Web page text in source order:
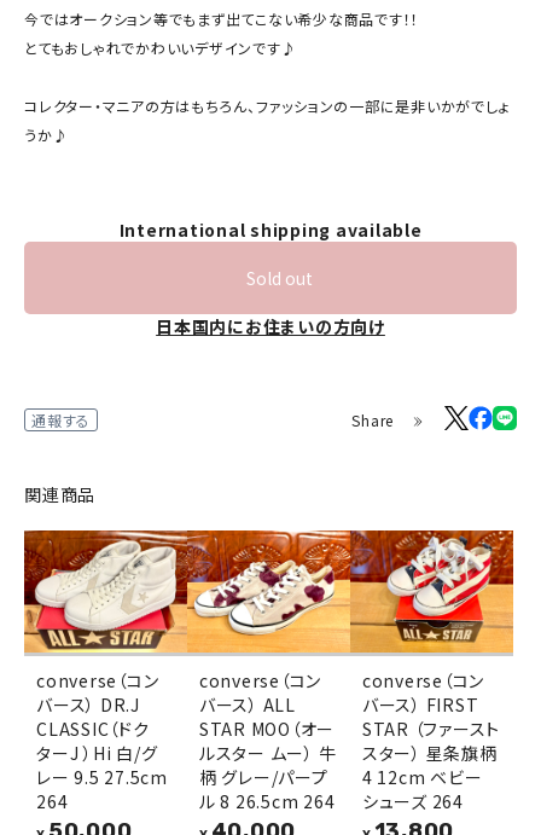
今ではオークション等でもまず出てこない希少な商品です！！
とてもおしゃれでかわいいデザインです♪
コレクター・マニアの方はもちろん、ファッションの一部に是非いかがでしょ
うか♪
International shipping available
Sold out
日本国内にお住まいの方向け
通報する Share
関連商品
converse（コン
バース） DR.J
CLASSIC（ドク
ターJ ）Hi 白/グ
レー 9.5 27.5cm
264
converse（コン
バース） ALL
STAR MOO（オー
ルスター ムー） 牛
柄 グレー/パープ
ル 8 26.5cm 264
converse（コン
バース） FIRST
STAR （ファースト
スター） 星条旗柄
4 12cm ベビー
シューズ 264